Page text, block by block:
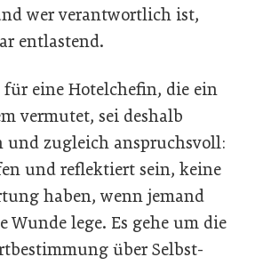
wer verantwortlich ist,
entlastend.
für eine Hotelchefin, die ein
vermutet, sei deshalb
und zugleich anspruchsvoll:
und reflektiert sein, keine
haben, wenn jemand
Wunde lege. Es gehe um die
über Selbst-